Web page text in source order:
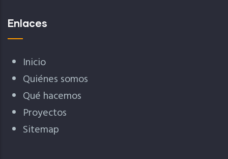
Enlaces
Inicio
Quiénes somos
Qué hacemos
Proyectos
Sitemap